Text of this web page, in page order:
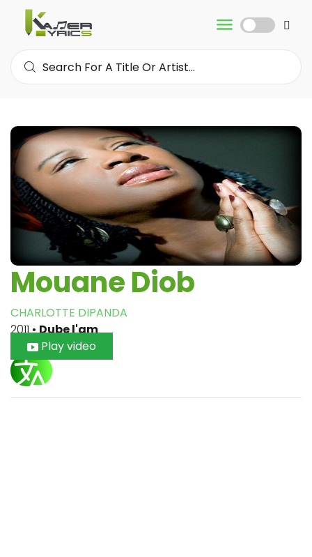
Mouane Diob
CHARLOTTE DIPANDA
2011•Dube l'am
Play video